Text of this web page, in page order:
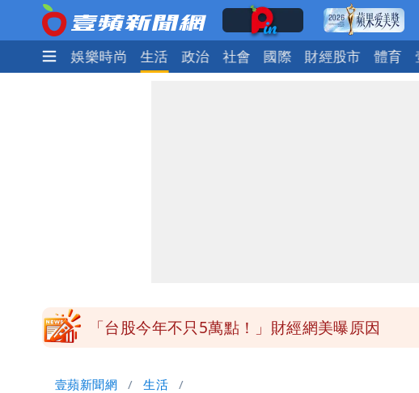
熱門 娛樂時尚 生活 政治 社會 國際 財經股市 體育
展場上演持槍押人！模特經紀人＋員工遭起訴
壹蘋新聞網 生活